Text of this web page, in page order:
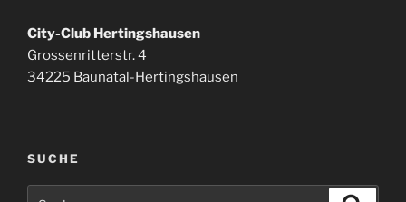
City-Club Hertingshausen
Grossenritterstr. 4
34225 Baunatal-Hertingshausen
SUCHE